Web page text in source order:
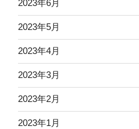
2023年6月
2023年5月
2023年4月
2023年3月
2023年2月
2023年1月